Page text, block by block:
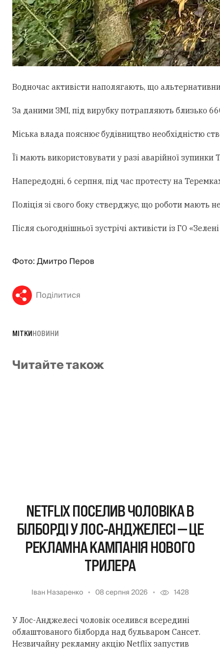
Водночас активісти наполягають, що
За даними ЗМІ, під вирубку потрапляють близько
Міська влада пояснює будівництво необхідністю
Її мають використовувати у разі аварійної
Напередодні, 6 серпня, під час протесту на
Поліція зі свого боку стверджує, що роботи мають
Після сьогоднішньої зустрічі активісти із ГО
Фото: Дмитро Перов
Поділитися
МІТКИНОВИНИ
Читайте також
NETFLIX ПОСЕЛИВ ЧОЛОВІКА В
БІЛБОРДІ У ЛОС-АНДЖЕЛЕСІ — ЦЕ
РЕКЛАМНА КАМПАНІЯ НОВОГО
ТРИЛЕРА
Іван Назаренко 08 серпня 2026 1428
У Лос-Анджелесі чоловік оселився всередині
облаштованого білборда над бульваром Сансет.
Незвичайну рекламну акцію Netflix запустив